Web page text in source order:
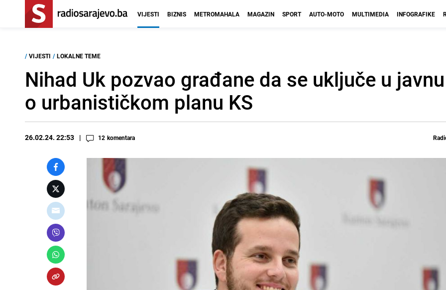
VIJESTI BIZNIS METROMAHALA MAGAZIN SPORT AUTO-MOTO MULTIMEDIA INFOGRAFIKE
/ VIJESTI / LOKALNE TEME
Nihad Uk pozvao građane da se uključe u
o urbanističkom planu KS
26.02.24. 22:53 12 komentara